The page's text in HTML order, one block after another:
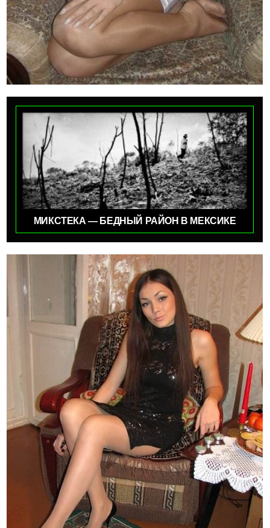
МИКСТЕКА — БЕДНЫЙ РАЙОН В МЕКСИКЕ